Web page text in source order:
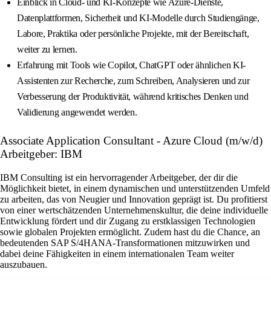
Einblick in Cloud- und KI-Konzepte wie Azure-Dienste,
Datenplattformen, Sicherheit und KI-Modelle durch Studiengänge,
Labore, Praktika oder persönliche Projekte, mit der Bereitschaft,
weiter zu lernen.
Erfahrung mit Tools wie Copilot, ChatGPT oder ähnlichen KI-
Assistenten zur Recherche, zum Schreiben, Analysieren und zur
Verbesserung der Produktivität, während kritisches Denken und
Validierung angewendet werden.
Associate Application Consultant - Azure Cloud (m/w/d)
Arbeitgeber: IBM
IBM Consulting ist ein hervorragender Arbeitgeber, der dir die
Möglichkeit bietet, in einem dynamischen und unterstützenden Umfeld
zu arbeiten, das von Neugier und Innovation geprägt ist. Du profitierst
von einer wertschätzenden Unternehmenskultur, die deine individuelle
Entwicklung fördert und dir Zugang zu erstklassigen Technologien
sowie globalen Projekten ermöglicht. Zudem hast du die Chance, an
bedeutenden SAP S/4HANA-Transformationen mitzuwirken und
dabei deine Fähigkeiten in einem internationalen Team weiter
auszubauen.